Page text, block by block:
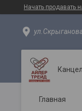
Начать продавать
Главная